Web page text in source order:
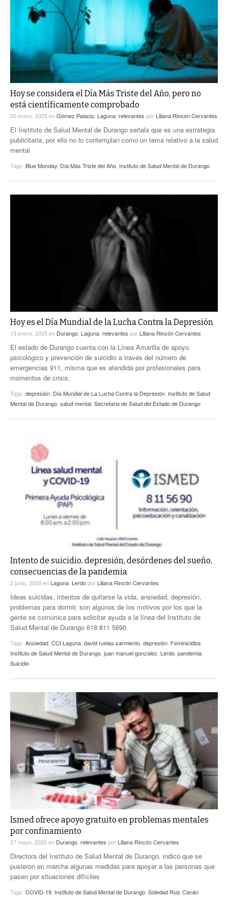
Hoy se considera el Día Más Triste del Año, pero no
está científicamente comprobado
20 enero, 2025enGómez Palacio Laguna relevantes por Liliana Rincón Cervantes
El Instituto de Salud Mental de Durango señala que es una estrategia
publicitaria, por ello no lo contemplan como un tema relativo a la salud
mental
Tags: Blue Monday Día Más Triste del Año Instituto de Salud Mental de Durango
Hoy es el Día Mundial de la Lucha Contra la Depresión
13 enero, 2025en Durango, Laguna, relevantes por Liliana Rincón Cervantes
El estado de Durango cuenta con la Línea Amarilla de apoyo
psicológico y prevención de suicidio a través del número de
emergencias 911, misma que es atendida por profesionales para
momentos de crisis.
Tags: depresión, Día Mundial de La Lucha Contra la Depresión, Instituto de Salud
Mental de Durango, salud mental, Secretaria de Salud del Estado de Durango
Intento de suicidio, depresión, desórdenes del sueño,
consecuencias de la pandemia
2 junio, 2020en Laguna Lerdopor Liliana Rincón Cervantes
Ideas suicidas, intentos de quitarse la vida, ansiedad, depresión,
problemas para dormir, son algunos de los motivos por los que la
gente se comunica para solicitar ayuda a la línea del Instituto de
Salud Mental de Durango 618 811 5690.
Tags: Ansiedad CCI Laguna david ruelas sarmiento depresión Feminicidios
Instituto de Salud Mental de Durango juan manuel gonzalez Lerdo pandemia
Suicidio
Ismed ofrece apoyo gratuito en problemas mentales
por confinamiento
27 mayo, 2020en Durango, relevantes por Liliana Rincón Cervantes
Directora del Instituto de Salud Mental de Durango, indicó que se
pusieron en marcha algunas medidas para apoyar a las personas que
pasen por situaciones difíciles
Tags: COVID-19, Instituto de Salud Mental de Durango, Soledad Ruiz Canán